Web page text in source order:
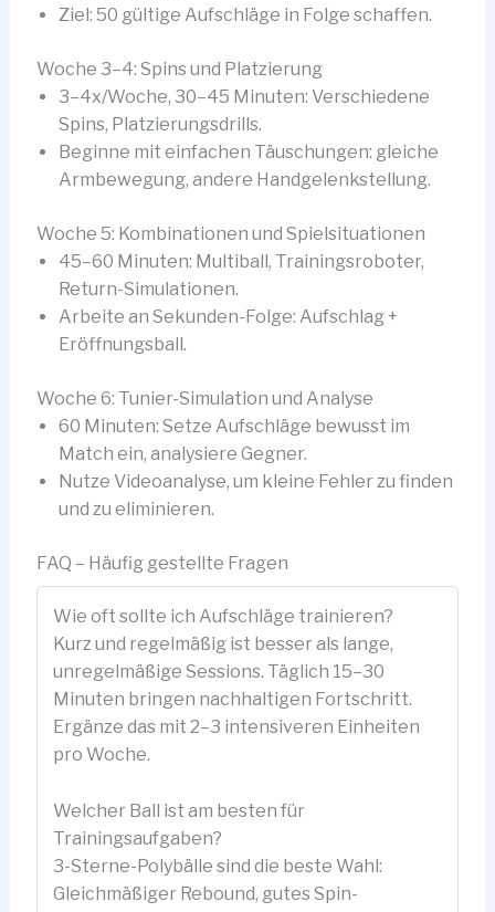
Ziel: 50 gültige Aufschläge in Folge schaffen.
Woche 3–4: Spins und Platzierung
3–4x/Woche, 30–45 Minuten: Verschiedene
Spins, Platzierungsdrills.
Beginne mit einfachen Täuschungen: gleiche
Armbewegung, andere Handgelenkstellung.
Woche 5: Kombinationen und Spielsituationen
45–60 Minuten: Multiball, Trainingsroboter,
Return-Simulationen.
Arbeite an Sekunden-Folge: Aufschlag +
Eröffnungsball.
Woche 6: Tunier-Simulation und Analyse
60 Minuten: Setze Aufschläge bewusst im
Match ein, analysiere Gegner.
Nutze Videoanalyse, um kleine Fehler zu finden
und zu eliminieren.
FAQ – Häufig gestellte Fragen
Wie oft sollte ich Aufschläge trainieren?
Kurz und regelmäßig ist besser als lange,
unregelmäßige Sessions. Täglich 15–30
Minuten bringen nachhaltigen Fortschritt.
Ergänze das mit 2–3 intensiveren Einheiten
pro Woche.
Welcher Ball ist am besten für
Trainingsaufgaben?
3-Sterne-Polybälle sind die beste Wahl:
Gleichmäßiger Rebound, gutes Spin-